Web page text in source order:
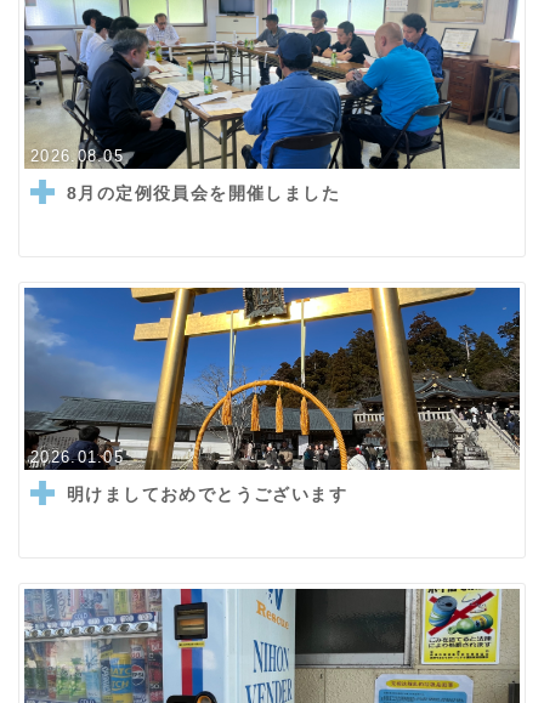
2026.08.05
8月の定例役員会を開催しました
2026.01.05
明けましておめでとうございます